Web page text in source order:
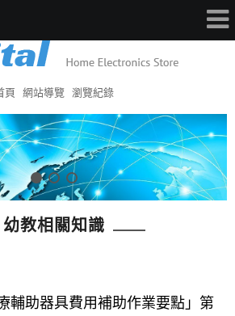
頁 網站導覽 瀏覽紀錄
幼教相關知識
輔助器具費用補助作業要點」第